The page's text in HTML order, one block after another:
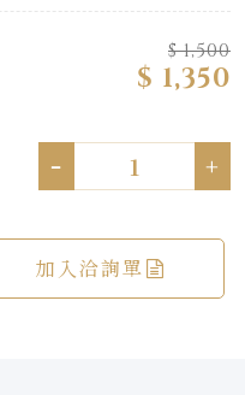
$ 1,500
$ 1,350
- +
加入洽詢單